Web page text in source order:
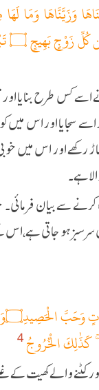
کس طرح بنایا اور
اسے سجایا اور اس
اور اس میں خوبی
ہے۔
کرنے سے بیان
سرسبز ہو جاتی ہے،
4
والے کھیت کے